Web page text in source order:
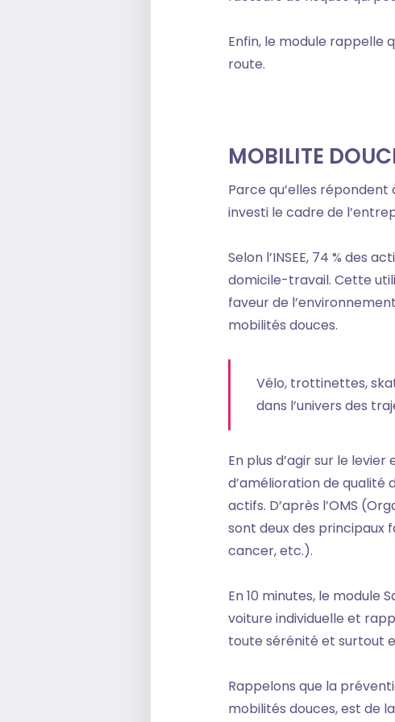
Enfin, le module rappelle
route.
MOBILITE
Parce qu’elles
investi le cadre de
Selon l’INSEE, 74 % des
domicile-travail. Cette
faveur de
mobilités douces.
Vélo, trottinettes,
dans l’univers des
En plus d’agir sur le
d’amélioration de qualité
actifs. D’après l’OMS
sont deux des principaux
cancer, etc.).
En 10 minutes, le module
voiture individuelle et
toute sérénité et surtout
Rappelons que la
mobilités douces, est de